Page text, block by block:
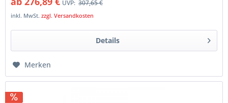
UVP: 307,65 €
inkl. MwSt.zzgl. Versandkosten
Details
Merken